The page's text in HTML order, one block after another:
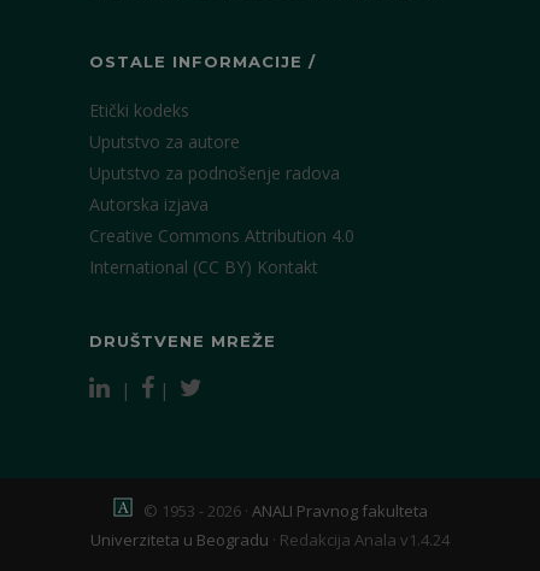
OSTALE INFORMACIJE /
Etički kodeks
Uputstvo za autore
Uputstvo za podnošenje radova
Autorska izjava
Creative Commons Attribution 4.0
International (CC BY) Kontakt
DRUŠTVENE MREŽE
| |
© 1953 - 2026 · ANALI Pravnog fakulteta
Univerziteta u Beogradu · Redakcija Anala v1.4.24